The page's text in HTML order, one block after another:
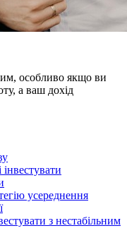
особливо якщо ви
а ваш дохід
усереднення
з нестабільним